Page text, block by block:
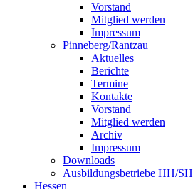
Vorstand
Mitglied werden
Impressum
Pinneberg/Rantzau
Aktuelles
Berichte
Termine
Kontakte
Vorstand
Mitglied werden
Archiv
Impressum
Downloads
Ausbildungsbetriebe HH/SH
Hessen